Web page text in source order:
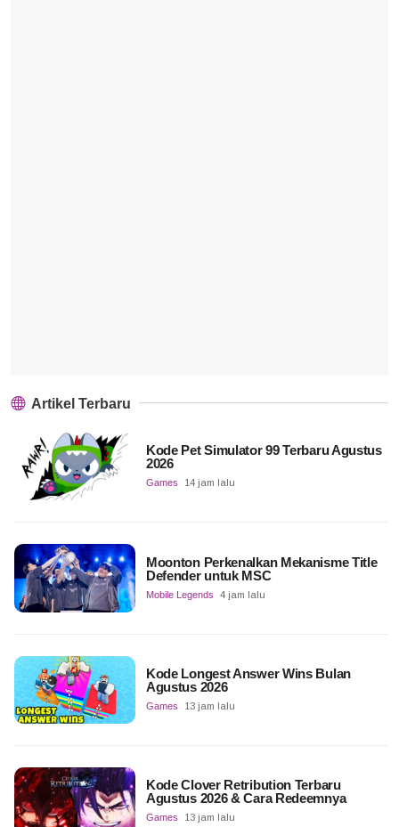
Artikel Terbaru
Kode Pet Simulator 99 Terbaru Agustus
2026
Games 14 jam lalu
Moonton Perkenalkan Mekanisme Title
Defender untuk MSC
Mobile Legends 4 jam lalu
Kode Longest Answer Wins Bulan
Agustus 2026
Games 13 jam lalu
Kode Clover Retribution Terbaru
Agustus 2026 & Cara Redeemnya
Games 13 jam lalu